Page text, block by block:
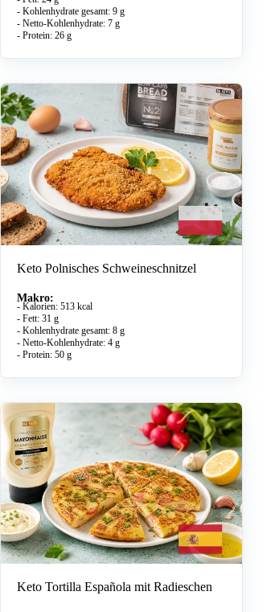
- Kohlenhydrate gesamt: 9 g
- Netto-Kohlenhydrate: 7 g
- Protein: 26 g
Keto Polnisches Schweineschnitzel
Makro:
- Kalorien: 513 kcal
- Fett: 31 g
- Kohlenhydrate gesamt: 8 g
- Netto-Kohlenhydrate: 4 g
- Protein: 50 g
Keto Tortilla Española mit Radieschen